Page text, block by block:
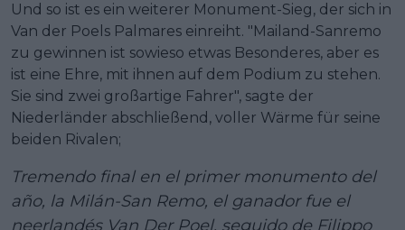
Und so ist es ein weiterer Monument-Sieg, der sich in
Van der Poels Palmares einreiht. "Mailand-Sanremo
zu gewinnen ist sowieso etwas Besonderes, aber es
ist eine Ehre, mit ihnen auf dem Podium zu stehen.
Sie sind zwei großartige Fahrer", sagte der
Niederländer abschließend, voller Wärme für seine
beiden Rivalen;
Tremendo final en el primer monumento del
año, la Milán-San Remo, el ganador fue el
neerlandés Van Der Poel, seguido de Filippo